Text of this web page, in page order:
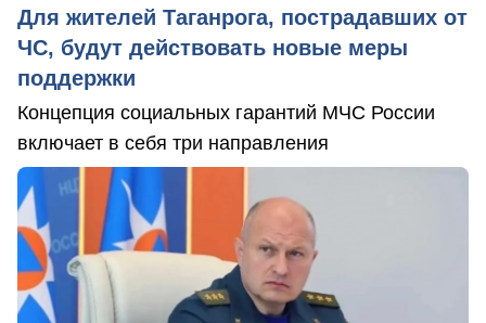
Для жителей Таганрога, пострадавших от
ЧС, будут действовать новые меры
поддержки
Концепция социальных гарантий МЧС России
включает в себя три направления